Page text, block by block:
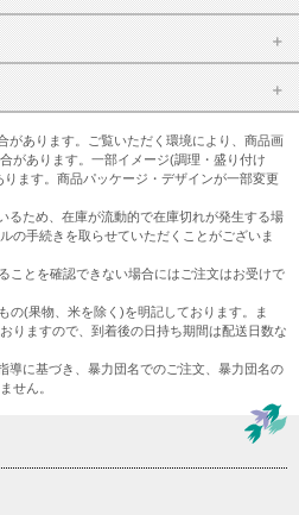
があります。ご覧いただく環境により、商品画
があります。一部イメージ(調理・盛り付け
ます。商品パッケージ・デザインが一部変更
るため、在庫が流動的で在庫切れが発生する場
の手続きを取らせていただくことがございま
ことを確認できない場合にはご注文はお受けで
の(果物、米を除く)を明記しております。ま
りますので、到着後の日持ち期間は配送日数な
導に基づき、暴力団名でのご注文、暴力団名の
せん。